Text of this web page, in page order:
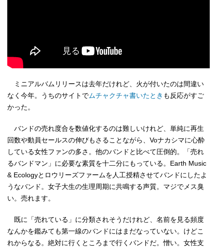
ミニアルバムリリースは去年だけれど、火が付いたのは間違い
なく今年。うちのサイトでムチャクチャ書いたとき も反応がすご
かった。
バンドの売れ度合を数値化するのは難しいけれど、単純に再生
回数や動員セールスの伸びもさることながら、Voナカシマに心酔
している女性ファンの多さ。他のバンドと比べて圧倒的。「売れ
るバンドマン」に必要な素質を十二分にもっている。Earth Music
& Ecologyとロウリーズファームを人工授精させてバンドにしたよ
うなバンド。女子大生の生理周期に共鳴する声質。マジでメス臭
い。売れます。
既に「売れている」に分類されそうだけれど、名前を見る頻度
なんかを鑑みても第一線のバンドにはまだなっていない。けどこ
れからなる。絶対に行くところまで行くバンドだ。憎い。女性支